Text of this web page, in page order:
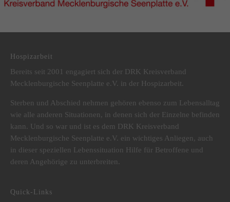
Hospizarbeit
Bereits seit 2001 engagiert sich der DRK Kreisverband
Mecklenburgische Seenplatte e.V. in der Hospizarbeit.
Sterben und Abschied nehmen gehören ebenso zum Lebensalltag
wie alle anderen Situationen, in denen sich der Einzelne befinden
kann. Und so war und ist es dem DRK Kreisverband
Mecklenburgische Seenplatte e.V. ein wichtiges Anliegen, auch
in dieser speziellen Lebenssituation Hilfe für Betroffene und
deren Angehörige zu unterbreiten.
Quick-Links